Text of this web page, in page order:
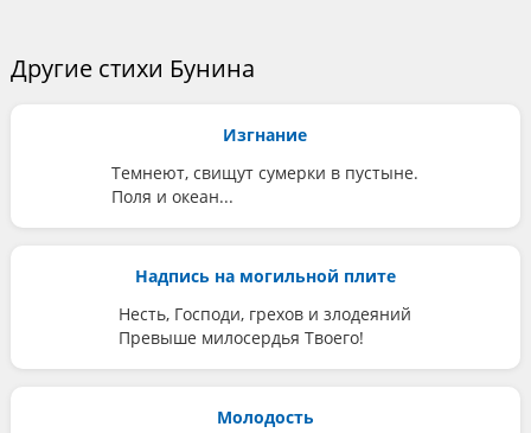
Другие стихи Бунина
Изгнание
Темнеют, свищут сумерки в пустыне.
Поля и океан...
Надпись на могильной плите
Несть, Господи, грехов и злодеяний
Превыше милосердья Твоего!
Молодость